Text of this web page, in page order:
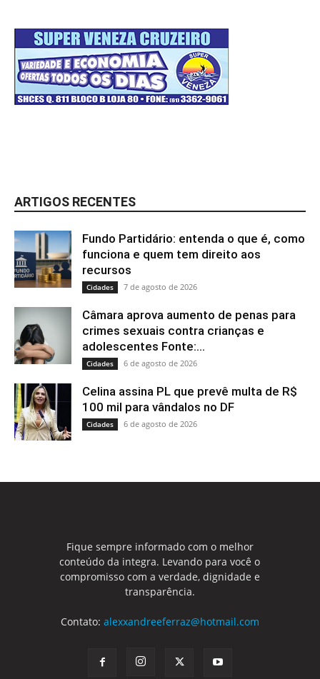
ARTIGOS RECENTES
Fundo Partidário: entenda o que é, como
funciona e quem tem direito aos
recursos
Cidades 7 de agosto de 2026
Câmara aprova aumento de penas para
crimes sexuais contra crianças e
adolescentes Fonte:...
Cidades 6 de agosto de 2026
Celina assina PL que prevê multa de R$
100 mil para vândalos no DF
Cidades 6 de agosto de 2026
Fique sempre informado com o melhor
conteúdo da integra. Levando para você o
compromisso com a verdade, dignidade e
transparência.
Contato: alexxandreeferraz@hotmail.com